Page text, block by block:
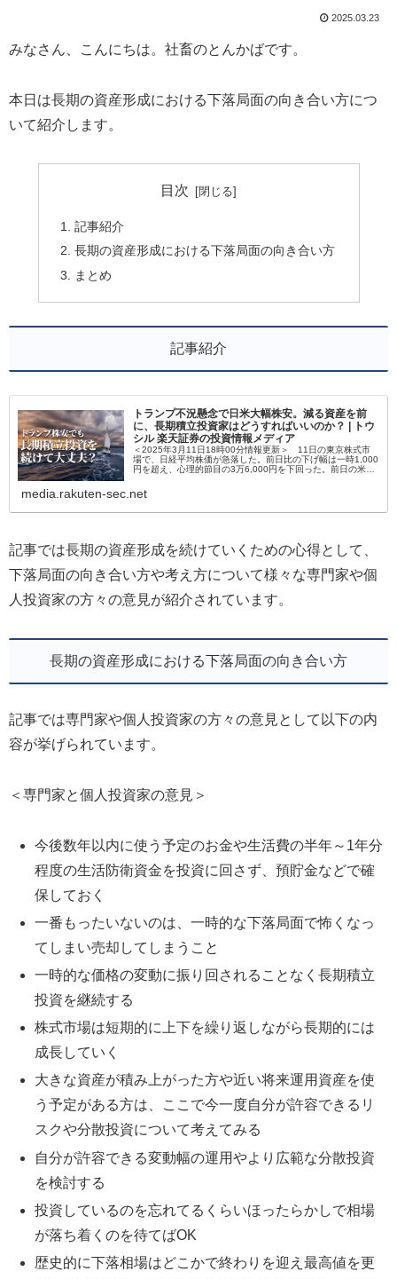
2025.03.23
みなさん、こんにちは。社畜のとんかばです。
本日は長期の資産形成における下落局面の向き合い方につ
いて紹介します。
目次
記事紹介
長期の資産形成における下落局面の向き合い方
まとめ
記事紹介
トランプ不況懸念で日米大幅株安。減る資産を前
に、長期積立投資家はどうすればいいのか？ | トウ
シル 楽天証券の投資情報メディア
＜2025年3月11日18時00分情報更新＞ 11日の東京株式市
場で、日経平均株価が急落した。前日比の下げ幅は一時1,000
円を超え、心理的節目の3万6,000円を下回った。前日の米国
避…
media.rakuten-sec.net
記事では長期の資産形成を続けていくための心得として、
下落局面の向き合い方や考え方について様々な専門家や個
人投資家の方々の意見が紹介されています。
長期の資産形成における下落局面の向き合い方
記事では専門家や個人投資家の方々の意見として以下の内
容が挙げられています。
＜専門家と個人投資家の意見＞
今後数年以内に使う予定のお金や生活費の半年～1年分
程度の生活防衛資金を投資に回さず、預貯金などで確
保しておく
一番もったいないのは、一時的な下落局面で怖くなっ
てしまい売却してしまうこと
一時的な価格の変動に振り回されることなく長期積立
投資を継続する
株式市場は短期的に上下を繰り返しながら長期的には
成長していく
大きな資産が積み上がった方や近い将来運用資産を使
う予定がある方は、ここで今一度自分が許容できるリ
スクや分散投資について考えてみる
自分が許容できる変動幅の運用やより広範な分散投資
を検討する
投資しているのを忘れてるくらいほったらかしで相場
が落ち着くのを待てばOK
歴史的に下落相場はどこかで終わりを迎え最高値を更